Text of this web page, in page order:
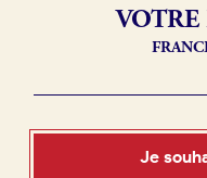
Boulangerie
France
Je référence
Je